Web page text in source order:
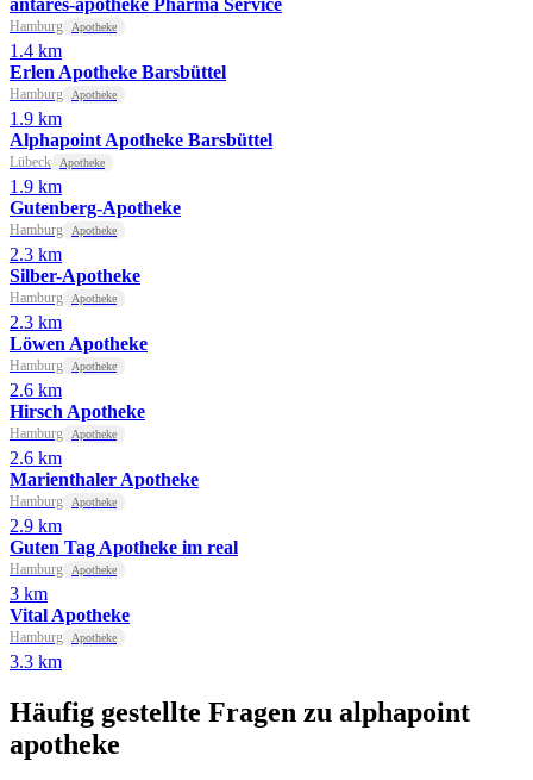
Hamburg Apotheke
1.4 km
Erlen Apotheke Barsbüttel
Hamburg Apotheke
1.9 km
Alphapoint Apotheke Barsbüttel
Lübeck Apotheke
1.9 km
Gutenberg-Apotheke
Hamburg Apotheke
2.3 km
Silber-Apotheke
Hamburg Apotheke
2.3 km
Löwen Apotheke
Hamburg Apotheke
2.6 km
Hirsch Apotheke
Hamburg Apotheke
2.6 km
Marienthaler Apotheke
Hamburg Apotheke
2.9 km
Guten Tag Apotheke im real
Hamburg Apotheke
3 km
Vital Apotheke
Hamburg Apotheke
3.3 km
Häufig gestellte Fragen zu alphapoint
apotheke